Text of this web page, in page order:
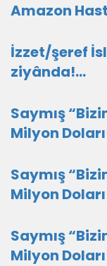
Amazon
İzzet/şeref
ziyânda!...
Saymış
Milyon
Saymış
Milyon
Saymış
Milyon